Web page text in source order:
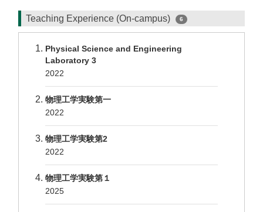
Teaching Experience (On-campus) 6
Physical Science and Engineering
Laboratory 3
2022
物理工学実験第一
2022
物理工学実験第2
2022
物理工学実験第１
2025